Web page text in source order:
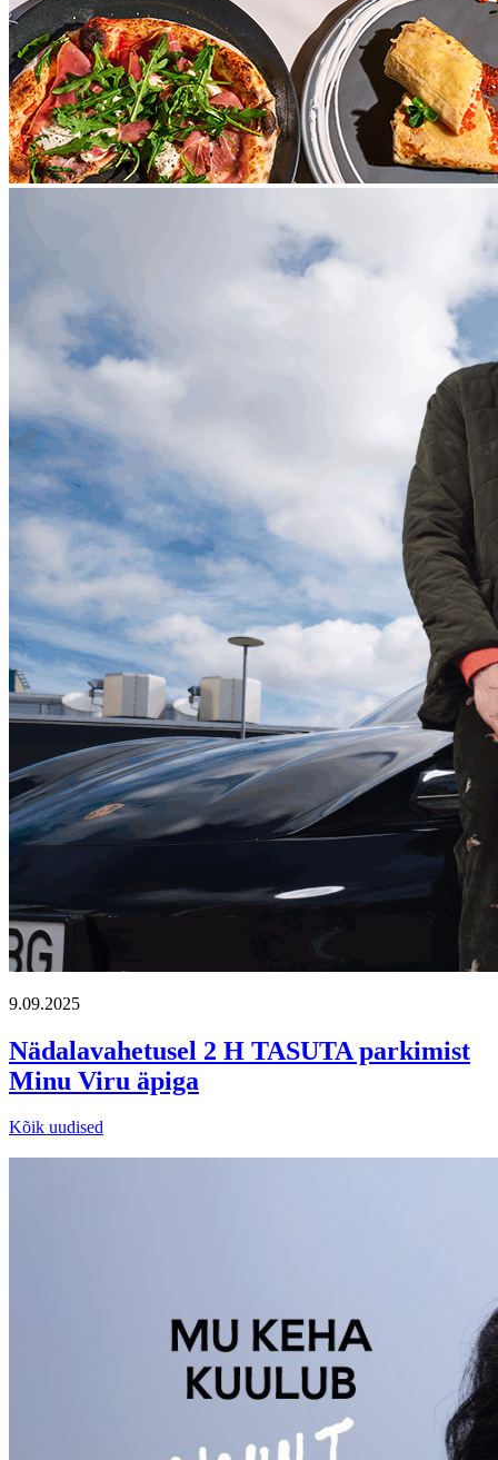
9.09.2025
Nädalavahetusel 2 H TASUTA parkimist
Minu Viru äpiga
Kõik uudised